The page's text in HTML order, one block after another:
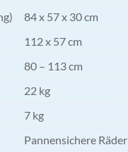
84 x 57 x 30 cm
112 x 57 cm
80 – 113 cm
22 kg
7 kg
Pannensichere Räder